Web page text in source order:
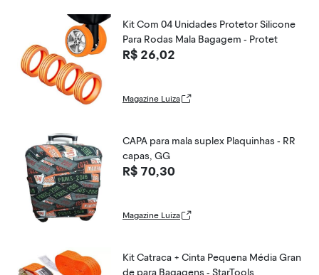
Kit Com 04 Unidades Protetor Silicone
Para Rodas Mala Bagagem - Protet
R$ 26,02
Magazine Luiza
CAPA para mala suplex Plaquinhas - RR
capas, GG
R$ 70,30
Magazine Luiza
Kit Catraca + Cinta Pequena Média Gran
de para Bagagens - StarTools